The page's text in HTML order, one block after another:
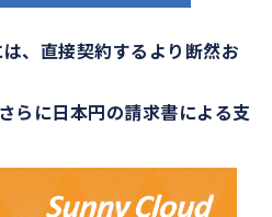
、直接契約するより断然お
らに日本円の請求書による支